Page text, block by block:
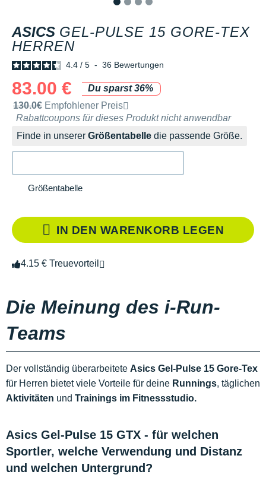
ASICS GEL-PULSE 15 GORE-TEX
HERREN
4.4 / 5 - 36 Bewertungen
83.00 €
Du sparst 36%
Unverbindliche Preisempfehlung der Marke
130.0€ Empfohlener Preis
Rabattcoupons für dieses Produkt nicht anwendbar
Finde in unserer Größentabelle die passende Größe.
Größentabelle
IN DEN WARENKORB LEGEN
4.15 € Treuevorteil
Die Meinung des i-Run-
Teams
Der vollständig überarbeitete Asics Gel-Pulse 15 Gore-Tex
für Herren bietet viele Vorteile für deine Runnings, täglichen
Aktivitäten und Trainings im Fitnessstudio.
Asics Gel-Pulse 15 GTX - für welchen
Sportler, welche Verwendung und Distanz
und welchen Untergrund?